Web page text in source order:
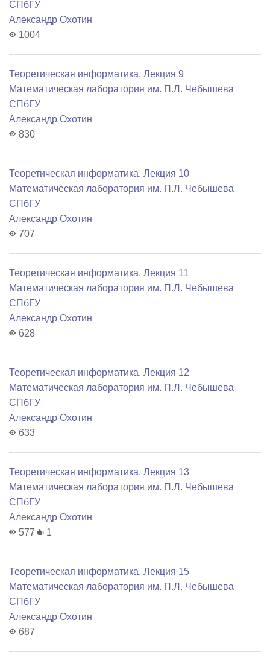
СПбГУ
Александр Охотин
1004
Теоретическая информатика. Лекция 9
Математичеcкая лаборатория им. П.Л. Чебышева
СПбГУ
Александр Охотин
830
Теоретическая информатика. Лекция 10
Математичеcкая лаборатория им. П.Л. Чебышева
СПбГУ
Александр Охотин
707
Теоретическая информатика. Лекция 11
Математичеcкая лаборатория им. П.Л. Чебышева
СПбГУ
Александр Охотин
628
Теоретическая информатика. Лекция 12
Математичеcкая лаборатория им. П.Л. Чебышева
СПбГУ
Александр Охотин
633
Теоретическая информатика. Лекция 13
Математичеcкая лаборатория им. П.Л. Чебышева
СПбГУ
Александр Охотин
577
1
Теоретическая информатика. Лекция 15
Математичеcкая лаборатория им. П.Л. Чебышева
СПбГУ
Александр Охотин
687